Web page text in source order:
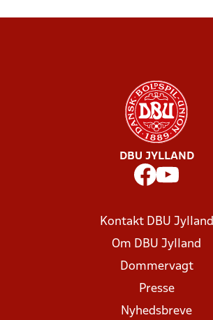
DBU JYLLAND
Kontakt DBU Jylland
Om DBU Jylland
Dommervagt
Presse
Nyhedsbreve